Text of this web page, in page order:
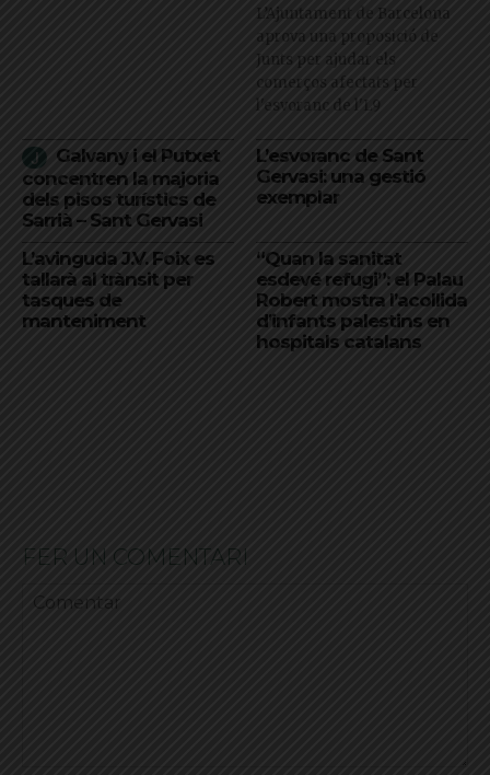
L’Ajuntament de Barcelona
aprova una proposició de
Junts per ajudar els
comerços afectats per
l'esvoranc de l'L9
Galvany i el Putxet
concentren la majoria
dels pisos turístics de
Sarrià – Sant Gervasi
L’esvoranc de Sant
Gervasi: una gestió
exemplar
L’avinguda J.V. Foix es
tallarà al trànsit per
tasques de
manteniment
“Quan la sanitat
esdevé refugi”: el Palau
Robert mostra l’acollida
d’infants palestins en
hospitals catalans
FER UN COMENTARI